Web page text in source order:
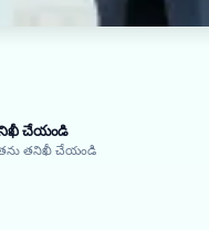
చేయండి
తనిఖీ చేయండి